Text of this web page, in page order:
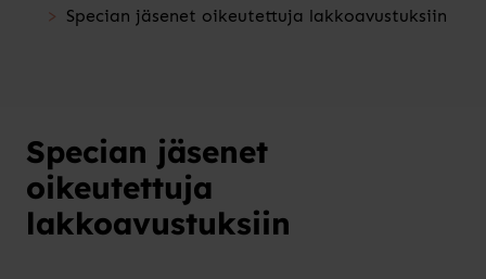
Specian jäsenet oikeutettuja lakkoavustuksiin
Specian jäsenet
oikeutettuja
lakkoavustuksiin